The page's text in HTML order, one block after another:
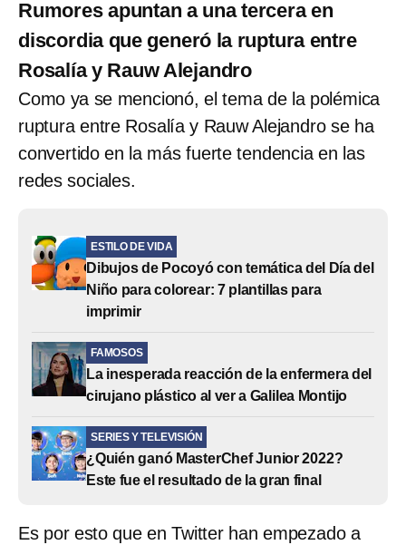
Rumores apuntan a una tercera en
discordia que generó la ruptura entre
Rosalía y Rauw Alejandro
Como ya se mencionó, el tema de la polémica
ruptura entre Rosalía y Rauw Alejandro se ha
convertido en la más fuerte tendencia en las
redes sociales.
ESTILO DE VIDA
Dibujos de Pocoyó con temática del Día del
Niño para colorear: 7 plantillas para
imprimir
FAMOSOS
La inesperada reacción de la enfermera del
cirujano plástico al ver a Galilea Montijo
SERIES Y TELEVISIÓN
¿Quién ganó MasterChef Junior 2022?
Este fue el resultado de la gran final
Es por esto que en Twitter han empezado a